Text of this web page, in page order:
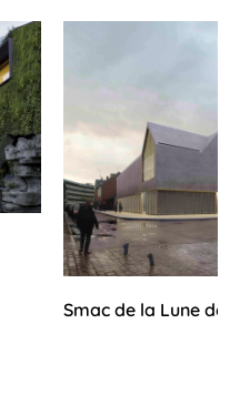
Smac de la Lune